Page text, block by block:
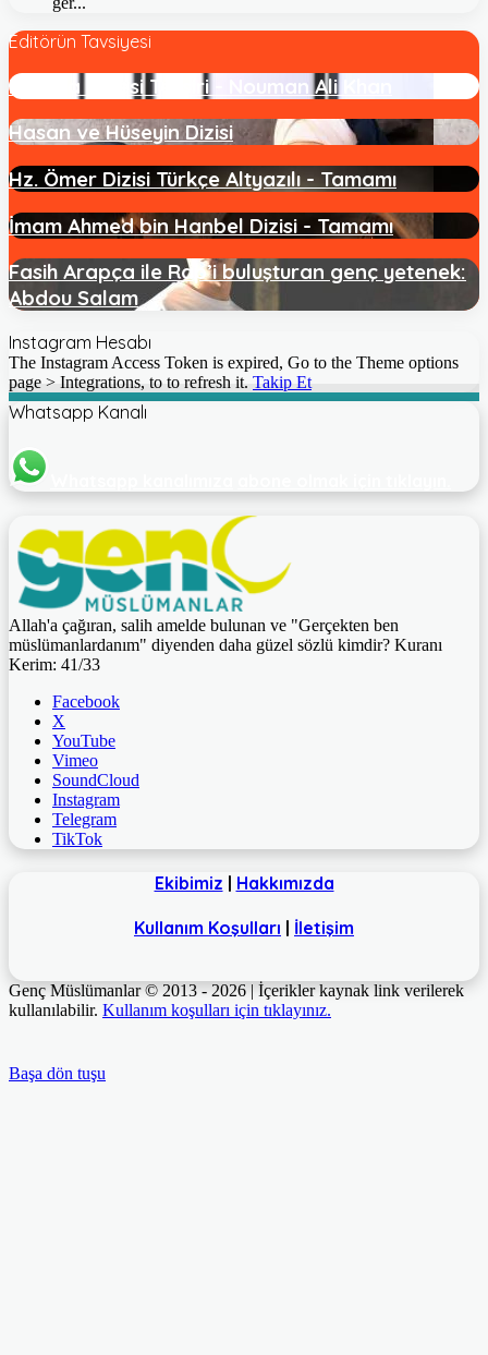
Editörün Tavsiyesi
Bakara Suresi Tefsiri - Nouman Ali Khan
Hasan ve Hüseyin Dizisi
Hz. Ömer Dizisi Türkçe Altyazılı - Tamamı
İmam Ahmed bin Hanbel Dizisi - Tamamı
Fasih Arapça ile Rap’i buluşturan genç yetenek:
Abdou Salam
Instagram Hesabı
The Instagram Access Token is expired, Go to the Theme options
page > Integrations, to to refresh it. Takip Et
Whatsapp Kanalı
Allah'a çağıran, salih amelde bulunan ve "Gerçekten ben
müslümanlardanım" diyenden daha güzel sözlü kimdir? Kuranı
Kerim: 41/33
Facebook
X
YouTube
Vimeo
SoundCloud
Instagram
Telegram
TikTok
Ekibimiz | Hakkımızda
Kullanım Koşulları | İletişim
Genç Müslümanlar © 2013 - 2026 | İçerikler kaynak link verilerek
kullanılabilir. Kullanım koşulları için tıklayınız.
Başa dön tuşu